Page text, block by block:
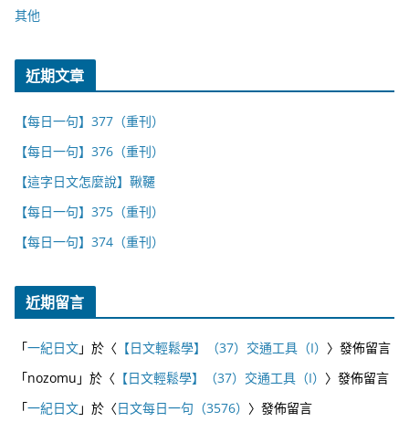
其他
近期文章
【每日一句】377（重刊）
【每日一句】376（重刊）
【這字日文怎麼說】鞦韆
【每日一句】375（重刊）
【每日一句】374（重刊）
近期留言
「一紀日文」於〈 【日文輕鬆學】（37）交通工具（I） 〉發佈留言
「nozomu 」於〈 【日文輕鬆學】（37）交通工具（I） 〉發佈留言
「一紀日文」於〈日文每日一句（3576） 〉發佈留言